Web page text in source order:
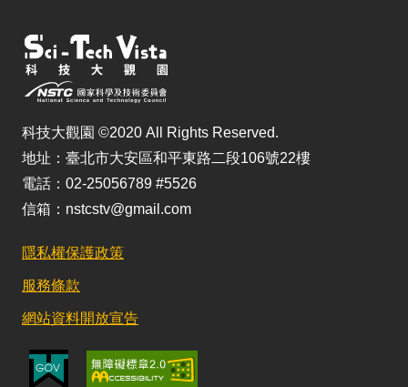
科技大觀園 ©2020 All Rights Reserved.
地址：臺北市大安區和平東路二段106號22樓
電話：02-25056789 #5526
信箱：nstcstv@gmail.com
隱私權保護政策
服務條款
網站資料開放宣告